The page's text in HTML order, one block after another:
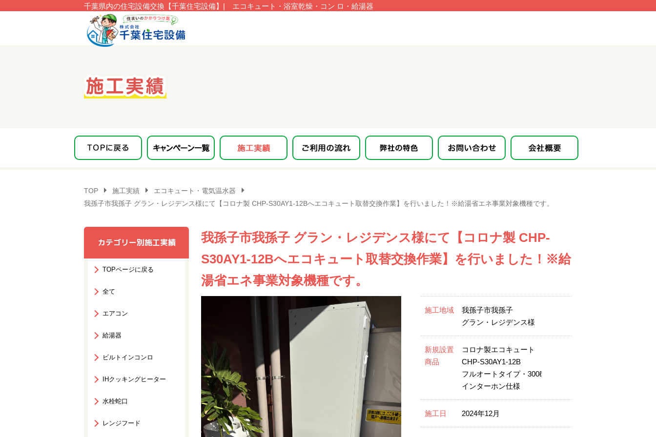
千葉県内の住宅設備交換【千葉住宅設備】| エコキュート・浴室乾燥・コン ロ・給湯器
TOP 施工実績
エコキュート・電気温水器
我孫子市我孫子 グラン・レジデンス様にて【コロナ製 CHP-S30AY1-12Bへエコキュート取替交換作業】を行いました！※給湯省エネ事業対象機種です。
カテゴリー別施工実績
TOPページに戻る
全て
エアコン
給湯器
ビルトインコンロ
IHクッキングヒーター
水栓蛇口
レンジフード
我孫子市我孫子 グラン・レジデンス様にて【コロナ製 CHP-
S30AY1-12Bへエコキュート取替交換作業】を行いました！※給
湯省エネ事業対象機種です。
施工地域
我孫子市我孫子
グラン・レジデンス様
新規設置
商品
コロナ製エコキュート
CHP-S30AY1-12B
フルオートタイプ・300ℓ
インターホン仕様
施工日 2024年12月